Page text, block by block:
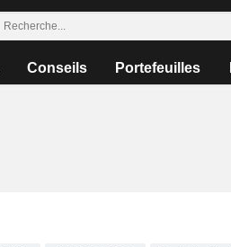
Conseils Portefeuilles